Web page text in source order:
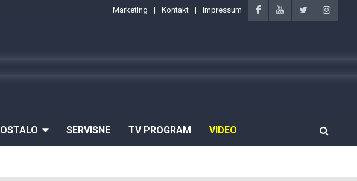
Marketing Kontakt Impressum
OSTALO SERVISNE TV PROGRAM VIDEO